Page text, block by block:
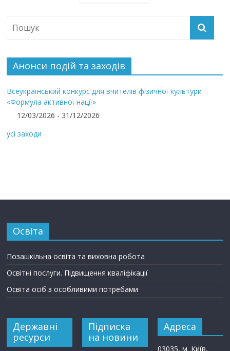
Анонси подій та заходів
Всеукраїнський конкурс для вчителів фізичної культури
«Формула активної нації»
12/03/2026 - 31/12/2026
усі заходи
Освіта
Позашкільна освіта та виховна робота
Освітні послуги. Підвищення кваліфікації
Освіта осіб з особливими потребами
Державні
ресурси
Підписка
на новини
Адреса
03035, м. Київ,